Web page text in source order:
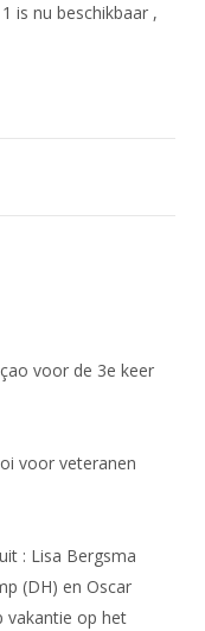
is nu beschikbaar ,
voor de 3e keer
voor veteranen
: Lisa Bergsma
(DH) en Oscar
vakantie op het